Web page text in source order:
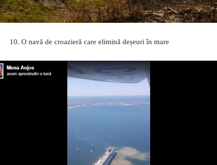
10. O navă de croazieră care elimină deșeuri în mare